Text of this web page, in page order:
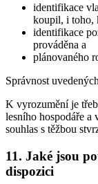
identifikace
koupil, i toho,
identifikace
prováděna a
plánovaného
Správnost
K vyrozumění je
lesního hospodáře a
souhlas s těžbou
11. Jaké jsou
dispozici